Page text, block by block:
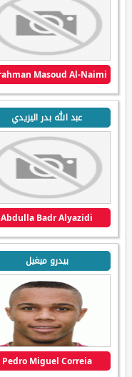
عبد الله بدر اليزيدي
Abdulla Badr Alyazidi
بيدرو ميغيل
Pedro Miguel Correia